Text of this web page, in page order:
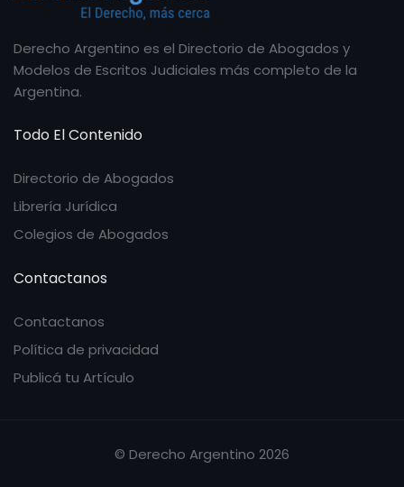
Derecho Argentino es el Directorio de Abogados y
Modelos de Escritos Judiciales más completo de la
Argentina.
Todo El Contenido
Directorio de Abogados
Librería Jurídica
Colegios de Abogados
Contactanos
Contactanos
Política de privacidad
Publicá tu Artículo
© Derecho Argentino 2026